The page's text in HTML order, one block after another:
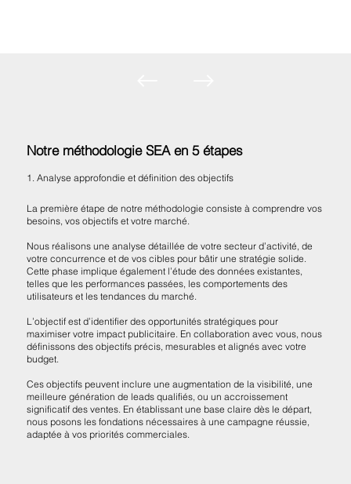
Notre méthodologie SEA en 5 étapes
1. Analyse approfondie et définition des objectifs
La première étape de notre méthodologie consiste à comprendre vos
besoins, vos objectifs et votre marché.
Nous réalisons une analyse détaillée de votre secteur d’activité, de
votre concurrence et de vos cibles pour bâtir une stratégie solide.
Cette phase implique également l’étude des données existantes,
telles que les performances passées, les comportements des
utilisateurs et les tendances du marché.
L’objectif est d’identifier des opportunités stratégiques pour
maximiser votre impact publicitaire. En collaboration avec vous, nous
définissons des objectifs précis, mesurables et alignés avec votre
budget.
Ces objectifs peuvent inclure une augmentation de la visibilité, une
meilleure génération de leads qualifiés, ou un accroissement
significatif des ventes. En établissant une base claire dès le départ,
nous posons les fondations nécessaires à une campagne réussie,
adaptée à vos priorités commerciales.